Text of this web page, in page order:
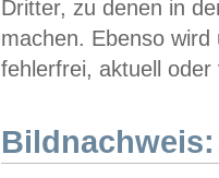
Dritter, zu denen in
machen. Ebenso
fehlerfrei, aktuell oder
Bildnachweis: